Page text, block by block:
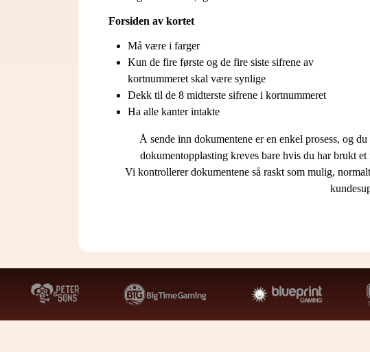
Forsiden av kortet
Må være i farger
Kun de fire første og de fire siste sifrene av
kortnummeret skal være synlige
Dekk til de 8 midterste sifrene i kortnummeret
Ha alle kanter intakte
Å sende inn dokumentene er en enkel prosess, og
dokumentopplasting kreves bare hvis du har brukt
Vi kontrollerer dokumentene så raskt som mulig,